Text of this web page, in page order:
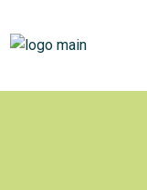
the
content